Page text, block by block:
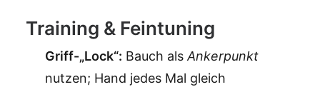
Training & Feintuning
Griff-„Lock“: Bauch als Ankerpunkt
nutzen; Hand jedes Mal gleich